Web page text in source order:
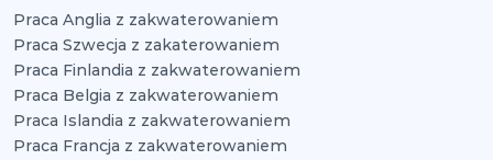
Praca Anglia z zakwaterowaniem
Praca Szwecja z zakaterowaniem
Praca Finlandia z zakwaterowaniem
Praca Belgia z zakwaterowaniem
Praca Islandia z zakwaterowaniem
Praca Francja z zakwaterowaniem